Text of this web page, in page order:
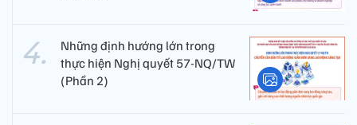
Những định hướng lớn trong
thực hiện Nghị quyết 57-NQ/TW
(Phần 2)